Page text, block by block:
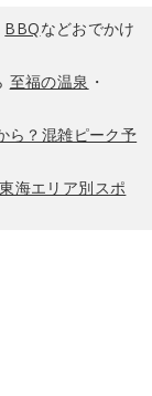
BBQなどおでかけ
至福の温泉 ・
ら？混雑ピーク予
海エリア別スポ